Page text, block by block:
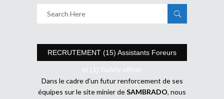
RECRUTEMENT (15) Assistants Foreurs
et (1) Safety officer
Dans le cadre d’un futur renforcement de ses
équipes sur le site minier deSAMBRADO, nous